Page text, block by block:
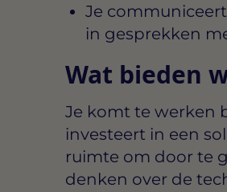
Je
in gesprekken
Wat bieden
Je komt te werken
investeert in een
ruimte om door te
denken over de